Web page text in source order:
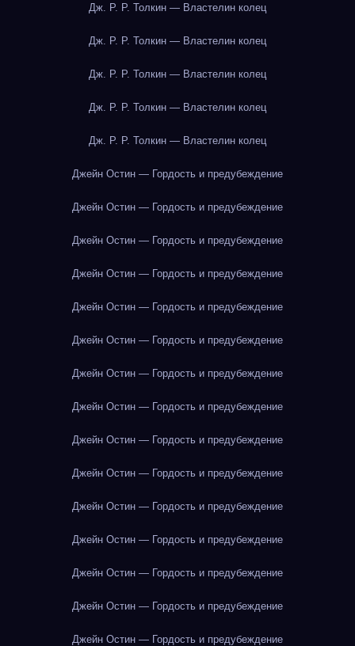
Дж. Р. Р. Толкин — Властелин колец
Дж. Р. Р. Толкин — Властелин колец
Дж. Р. Р. Толкин — Властелин колец
Дж. Р. Р. Толкин — Властелин колец
Дж. Р. Р. Толкин — Властелин колец
Джейн Остин — Гордость и предубеждение
Джейн Остин — Гордость и предубеждение
Джейн Остин — Гордость и предубеждение
Джейн Остин — Гордость и предубеждение
Джейн Остин — Гордость и предубеждение
Джейн Остин — Гордость и предубеждение
Джейн Остин — Гордость и предубеждение
Джейн Остин — Гордость и предубеждение
Джейн Остин — Гордость и предубеждение
Джейн Остин — Гордость и предубеждение
Джейн Остин — Гордость и предубеждение
Джейн Остин — Гордость и предубеждение
Джейн Остин — Гордость и предубеждение
Джейн Остин — Гордость и предубеждение
Джейн Остин — Гордость и предубеждение